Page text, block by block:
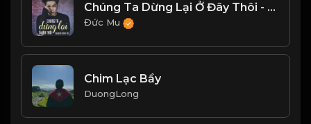
Chúng Ta Dừng Lại Ở Đây Thôi - Nguyễn Đình Vũ
Đức Mu
Chim Lạc Bầy
DuongLong